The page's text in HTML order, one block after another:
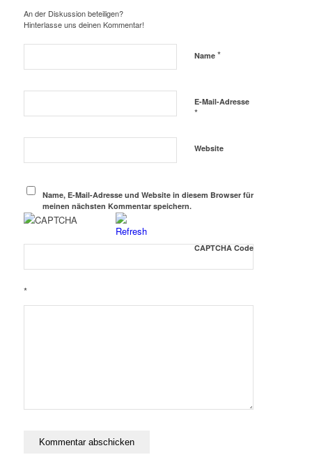
An der Diskussion beteiligen?
Hinterlasse uns deinen Kommentar!
Name *
E-Mail-Adresse
*
Website
Name, E-Mail-Adresse und Website in diesem Browser für
meinen nächsten Kommentar speichern.
CAPTCHA Code
*